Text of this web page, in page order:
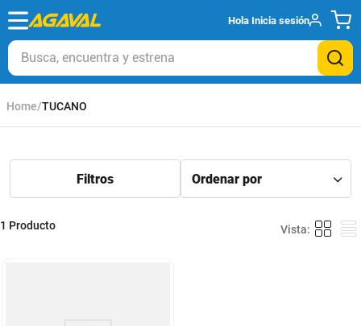
Hola Inicia sesión
Busca, encuentra y estrena
TUCANO
1 Producto